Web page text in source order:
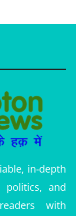
in-depth
politics, and
with